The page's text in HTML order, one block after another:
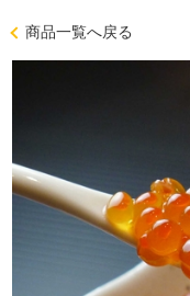
商品一覧へ戻る